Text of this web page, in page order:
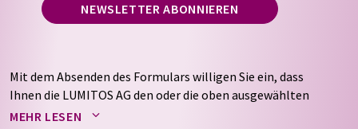
NEWSLETTER ABONNIEREN
Mit dem Absenden des Formulars willigen Sie ein, dass
Ihnen die LUMITOS AG den oder die oben ausgewählten
Newsletter per E-Mail zusendet. Ihre Daten werden
MEHR LESEN